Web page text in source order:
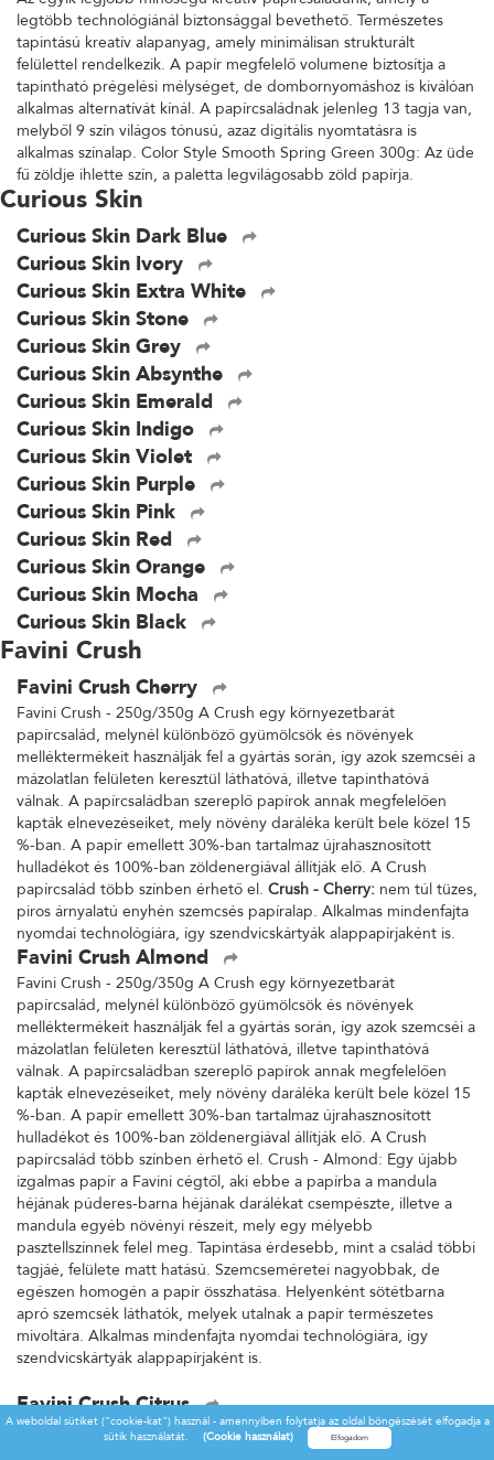
legtöbb technológiánál biztonsággal bevethető. Természetes
tapintású kreatív alapanyag, amely minimálisan strukturált
felülettel rendelkezik. A papír megfelelő volumene biztosítja a
tapintható prégelési mélységet, de dombornyomáshoz is kiválóan
alkalmas alternatívát kínál. A papírcsaládnak jelenleg 13 tagja van,
melyből 9 szín világos tónusú, azaz digitális nyomtatásra is
alkalmas színalap. Color Style Smooth Spring Green 300g: Az üde
fű zöldje ihlette szín, a paletta legvilágosabb zöld papírja.
Curious Skin
Curious Skin Dark Blue
Curious Skin Ivory
Curious Skin Extra White
Curious Skin Stone
Curious Skin Grey
Curious Skin Absynthe
Curious Skin Emerald
Curious Skin Indigo
Curious Skin Violet
Curious Skin Purple
Curious Skin Pink
Curious Skin Red
Curious Skin Orange
Curious Skin Mocha
Curious Skin Black
Favini Crush
Favini Crush Cherry
Favini Crush - 250g/350g A Crush egy környezetbarát
papírcsalád, melynél különböző gyümölcsök és növények
melléktermékeit használják fel a gyártás során, így azok szemcséi a
mázolatlan felületen keresztül láthatóvá, illetve tapinthatóvá
válnak. A papírcsaládban szereplő papírok annak megfelelően
kapták elnevezéseiket, mely növény daráléka került bele közel 15
%-ban. A papír emellett 30%-ban tartalmaz újrahasznosított
hulladékot és 100%-ban zöldenergiával állítják elő. A Crush
papírcsalád több színben érhető el. Crush - Cherry: nem túl tüzes,
piros árnyalatú enyhén szemcsés papíralap. Alkalmas mindenfajta
nyomdai technológiára, így szendvicskártyák alappapírjaként is.
Favini Crush Almond
Favini Crush - 250g/350g A Crush egy környezetbarát
papírcsalád, melynél különböző gyümölcsök és növények
melléktermékeit használják fel a gyártás során, így azok szemcséi a
mázolatlan felületen keresztül láthatóvá, illetve tapinthatóvá
válnak. A papírcsaládban szereplő papírok annak megfelelően
kapták elnevezéseiket, mely növény daráléka került bele közel 15
%-ban. A papír emellett 30%-ban tartalmaz újrahasznosított
hulladékot és 100%-ban zöldenergiával állítják elő. A Crush
papírcsalád több színben érhető el. Crush - Almond: Egy újabb
izgalmas papír a Favini cégtől, aki ebbe a papírba a mandula
héjának púderes-barna héjának darálékat csempészte, illetve a
mandula egyéb növényi részeit, mely egy mélyebb
pasztellszínnek felel meg. Tapintása érdesebb, mint a család többi
tagjáé, felülete matt hatású. Szemcseméretei nagyobbak, de
egészen homogén a papír összhatása. Helyenként sötétbarna
apró szemcsék láthatók, melyek utalnak a papír természetes
mivoltára. Alkalmas mindenfajta nyomdai technológiára, így
szendvicskártyák alappapírjaként is.
Favini Crush Citrus
Favini Crush - 250g/350g A Crush egy környezetbarát
papírcsalád, melynél különböző gyümölcsök és növények
A weboldal sütiket ("cookie-kat") használ - amennyiben folytatja az oldal böngészését elfogadja a
sütik használatát.
(Cookie használat)